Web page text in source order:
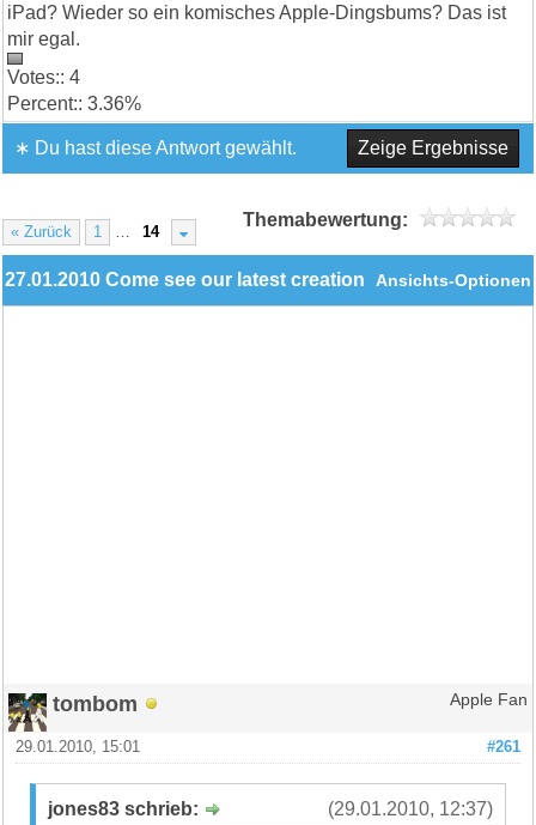
iPad? Wieder so ein komisches Apple-Dingsbums? Das ist
mir egal.
4
3.36%
∗ Du hast diese Antwort gewählt. Zeige Ergebnisse
« Zurück 1 14
Themabewertung:
Ansichts-Optionen
27.01.2010 Come see our latest creation
tombom Apple Fan
#261
29.01.2010, 15:01
(29.01.2010, 12:37)
jones83 schrieb: